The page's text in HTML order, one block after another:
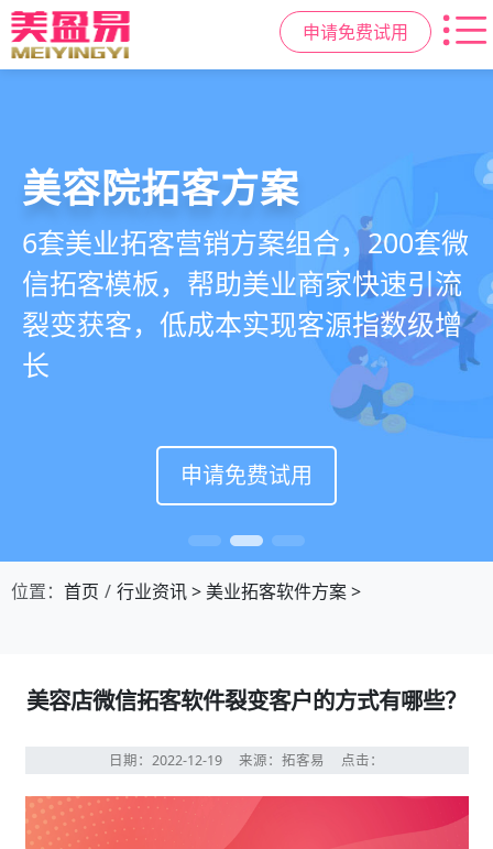
申请免费试用
美业拓客，就用 美盈易
美业全域引流获客+私域运营增长方
案，一站式解决美业门店拓、留、
锁、升难题
申请免费试用
美容院拓客方案
6套美业拓客营销方案组合，200套微
信拓客模板，帮助美业商家快速引流
裂变获客，低成本实现客源指数级增
长
申请免费试用
美业私域运营scrm
从拉新、转化、复购到裂变转介绍面
面俱到，赋能美容顾问销售，实现客
户、业绩
持续增长
申请免费试用
位置： 首页 行业资讯>美业拓客软件方案>
美容店微信拓客软件裂变客户的方式有哪些？
日期：2022-12-19 来源：拓客易 点击：